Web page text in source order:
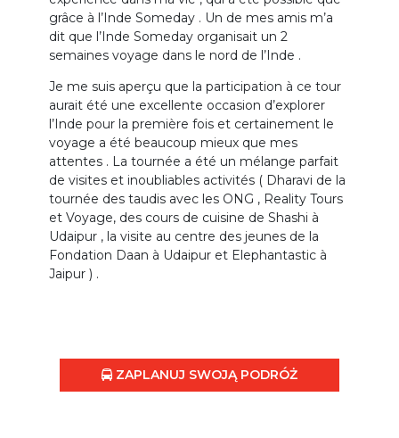
grâce à l’Inde Someday . Un de mes amis m’a
dit que l’Inde Someday organisait un 2
semaines voyage dans le nord de l’Inde .
Je me suis aperçu que la participation à ce tour
aurait été une excellente occasion d’explorer
l’Inde pour la première fois et certainement le
voyage a été beaucoup mieux que mes
attentes . La tournée a été un mélange parfait
de visites et inoubliables activités ( Dharavi de la
tournée des taudis avec les ONG , Reality Tours
et Voyage, des cours de cuisine de Shashi à
Udaipur , la visite au centre des jeunes de la
Fondation Daan à Udaipur et Elephantastic à
Jaipur ) .
ZAPLANUJ SWOJĄ PODRÓŻ